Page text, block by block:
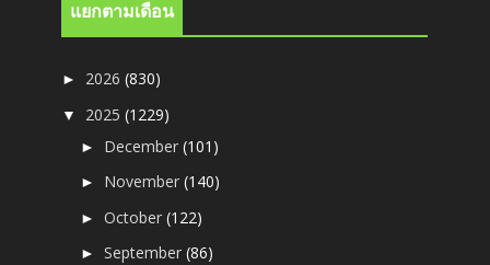
แยกตามเดือน
► 2026(830)
▼ 2025(1229)
► December(101)
► November(140)
►October(122)
►September(86)